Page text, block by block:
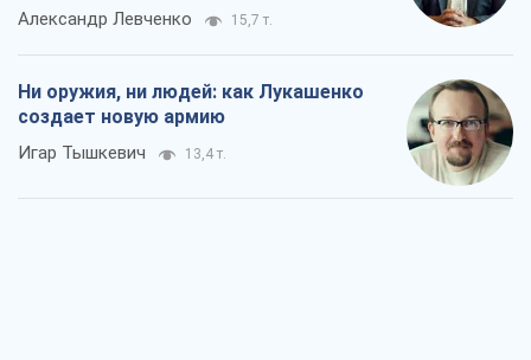
Александр Левченко 15,7 т.
Ни оружия, ни людей: как Лукашенко
создает новую армию
Игар Тышкевич 13,4 т.